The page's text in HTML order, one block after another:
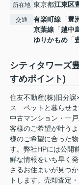
所在地 東京都江東区
交通 有楽町線 「豊
京葉線 「越中
ゆりかもめ 「
シティタワーズ
すめポイント)
住友不動産(株)旧分
ス ペットと暮らせま
中古マンション・一
客様のご希望が叶う
様のご希望に合った
す。弊社HPには公開
鮮な情報をいち早く
さるお住まいが見つ
トします。売却査定